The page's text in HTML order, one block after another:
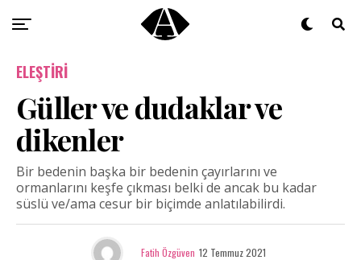
ELEŞTIRI
Güller ve dudaklar ve
dikenler
Bir bedenin başka bir bedenin çayırlarını ve
ormanlarını keşfe çıkması belki de ancak bu kadar
süslü ve/ama cesur bir biçimde anlatılabilirdi.
Fatih Özgüven 12 Temmuz 2021